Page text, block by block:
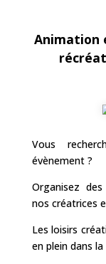
Animation
Vous
évènement ?
Organisez
nos créatrices
Les loisirs
en plein dans